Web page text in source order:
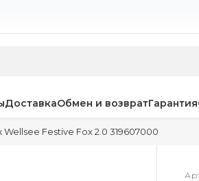
ДоставкаОбмен и возвратГарантия
Festive Fox 2.0 319607000